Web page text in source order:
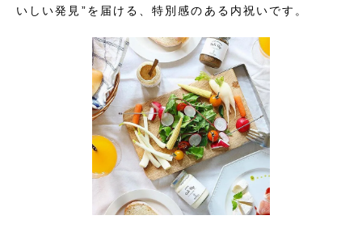
いしい発見”を届ける、特別感のある内祝いです。